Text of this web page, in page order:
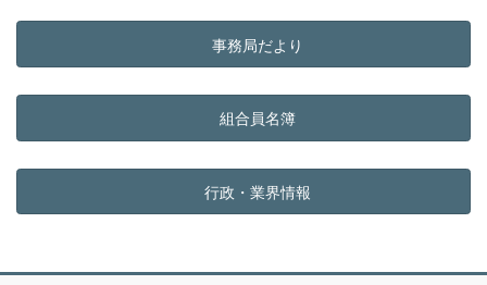
事務局だより
組合員名簿
行政・業界情報